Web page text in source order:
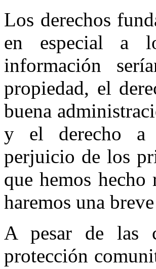
Los derechos
en especial a
información
propiedad, el
buena
y el derecho a
perjuicio de los
que hemos
haremos una
A pesar de las
protección